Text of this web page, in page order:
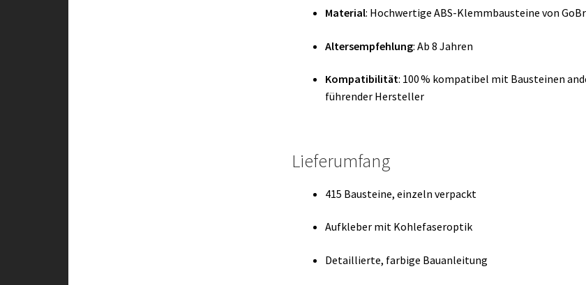
Material: Hochwertige ABS-Klemmbausteine von
Altersempfehlung: Ab 8 Jahren
Kompatibilität: 100 % kompatibel mit Bausteinen
führender Hersteller
Lieferumfang
415 Bausteine, einzeln verpackt
Aufkleber mit Kohlefaseroptik
Detaillierte, farbige Bauanleitung